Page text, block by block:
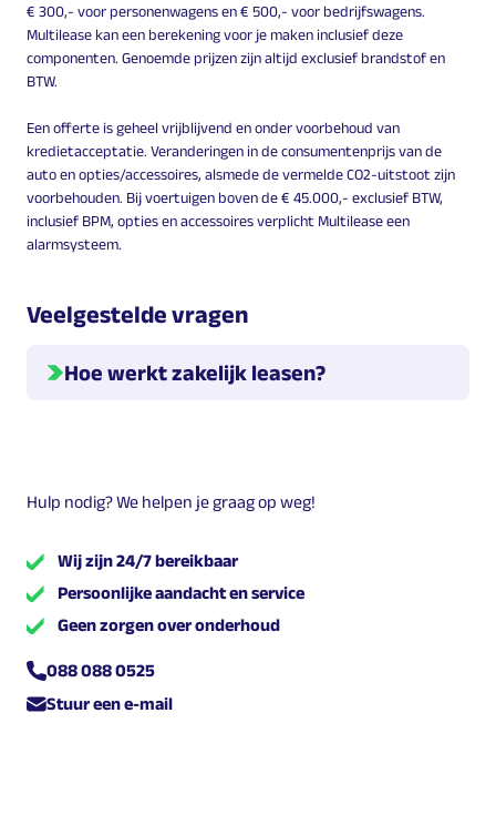
€ 300,- voor personenwagens en € 500,- voor bedrijfswagens.
Multilease kan een berekening voor je maken inclusief deze
componenten. Genoemde prijzen zijn altijd exclusief brandstof en
BTW.
Een offerte is geheel vrijblijvend en onder voorbehoud van
kredietacceptatie. Veranderingen in de consumentenprijs van de
auto en opties/accessoires, alsmede de vermelde CO2-uitstoot zijn
voorbehouden. Bij voertuigen boven de € 45.000,- exclusief BTW,
inclusief BPM, opties en accessoires verplicht Multilease een
alarmsysteem.
Veelgestelde vragen
Hoe werkt zakelijk leasen?
Welke leasevormen zijn er?
Wat zijn de kosten?
De kosten voor leasen zijn een maandelijks bedrag dat
totale kosten zijn inclusief onderhoud etc., maar
Hulp nodig? We helpen je graag op weg!
Wij zijn 24/7 bereikbaar
Persoonlijke aandacht en service
Geen zorgen over onderhoud
088 088 0525
Stuur een e-mail